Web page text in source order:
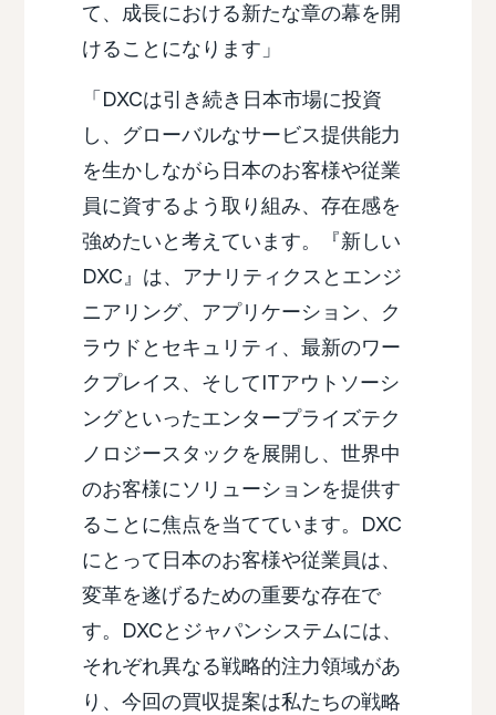
て、成長における新たな章の幕を開
けることになります」
「DXCは引き続き日本市場に投資
し、グローバルなサービス提供能力
を生かしながら日本のお客様や従業
員に資するよう取り組み、存在感を
強めたいと考えています。『新しい
DXC』は、アナリティクスとエンジ
ニアリング、アプリケーション、ク
ラウドとセキュリティ、最新のワー
クプレイス、そしてITアウトソーシ
ングといったエンタープライズテク
ノロジースタックを展開し、世界中
のお客様にソリューションを提供す
ることに焦点を当てています。DXC
にとって日本のお客様や従業員は、
変革を遂げるための重要な存在で
す。DXCとジャパンシステムには、
それぞれ異なる戦略的注力領域があ
り、今回の買収提案は私たちの戦略